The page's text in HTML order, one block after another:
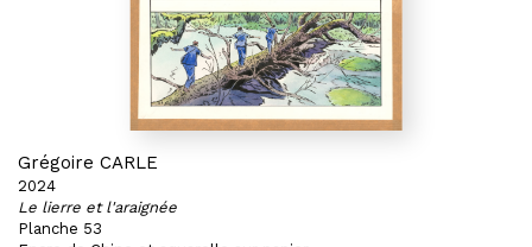
Grégoire CARLE
2024
Le lierre et l'araignée
Planche 53